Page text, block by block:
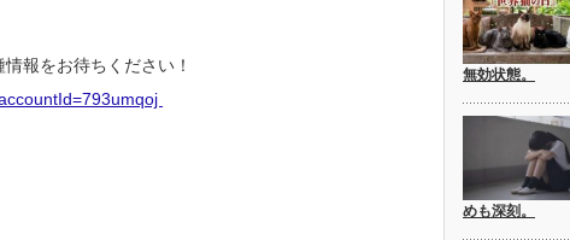
報をお待ちください！
無効状態。
めも深刻。